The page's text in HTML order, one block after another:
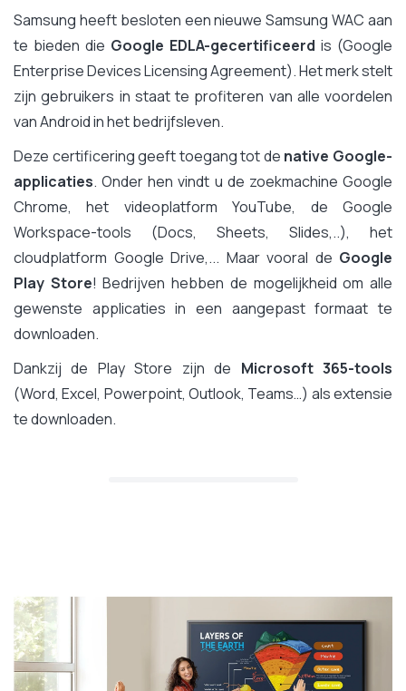
Samsung heeft besloten een nieuwe Samsung WAC aan
te bieden die Google EDLA-gecertificeerd is (Google
Enterprise Devices Licensing Agreement). Het merk stelt
zijn gebruikers in staat te profiteren van alle voordelen
van Android in het bedrijfsleven.
Deze certificering geeft toegang tot de native Google-
applicaties. Onder hen vindt u de zoekmachine Google
Chrome, het videoplatform YouTube, de Google
Workspace-tools (Docs, Sheets, Slides,..), het
cloudplatform Google Drive,... Maar vooral de Google
Play Store! Bedrijven hebben de mogelijkheid om alle
gewenste applicaties in een aangepast formaat te
downloaden.
Dankzij de Play Store zijn de Microsoft 365-tools
(Word, Excel, Powerpoint, Outlook, Teams…) als extensie
te downloaden.